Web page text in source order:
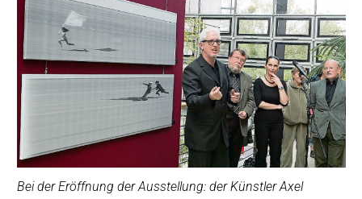
Bei der Eröffnung der Ausstellung: der Künstler Axel